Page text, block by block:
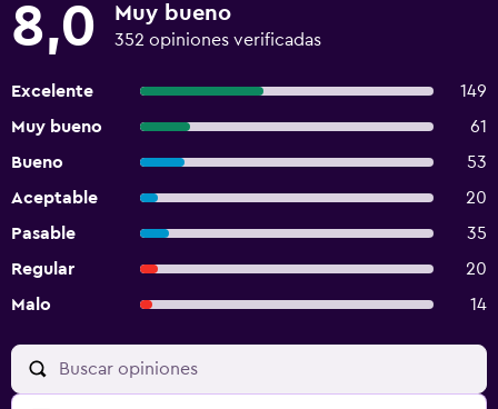
8,0 Muy bueno
352 opiniones verificadas
Excelente
149
Muy bueno
61
Bueno
53
Aceptable
20
Pasable
35
Regular
20
Malo
14